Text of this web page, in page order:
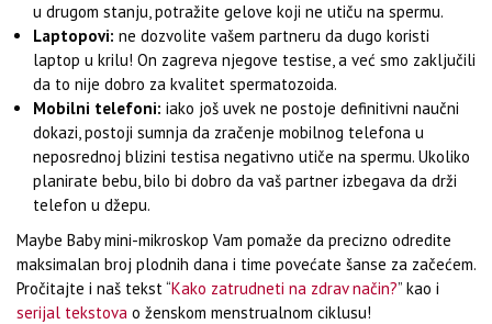
u drugom stanju, potražite gelove koji ne utiču na spermu.
Laptopovi: ne dozvolite vašem partneru da dugo koristi
laptop u krilu! On zagreva njegove testise, a već smo zaključili
da to nije dobro za kvalitet spermatozoida.
Mobilni telefoni: iako još uvek ne postoje definitivni naučni
dokazi, postoji sumnja da zračenje mobilnog telefona u
neposrednoj blizini testisa negativno utiče na spermu. Ukoliko
planirate bebu, bilo bi dobro da vaš partner izbegava da drži
telefon u džepu.
Maybe Baby mini-mikroskop Vam pomaže da precizno odredite
maksimalan broj plodnih dana i time povećate šanse za začećem.
Pročitajte i naš tekst “Kako zatrudneti na zdrav način?” kao i
serijal tekstova o ženskom menstrualnom ciklusu!